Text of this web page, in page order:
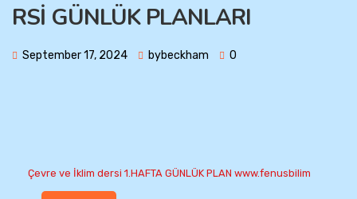
RSİ GÜNLÜK PLANLARI
September 17, 2024 bybeckham 0
Çevre ve İklim dersi 1.HAFTA GÜNLÜK PLAN www.fenusbilim